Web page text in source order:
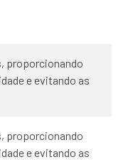
proporcionando
e evitando as
proporcionando
e evitando as